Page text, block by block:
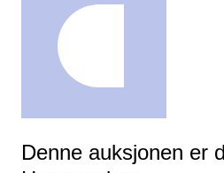
Denne auksjonen er